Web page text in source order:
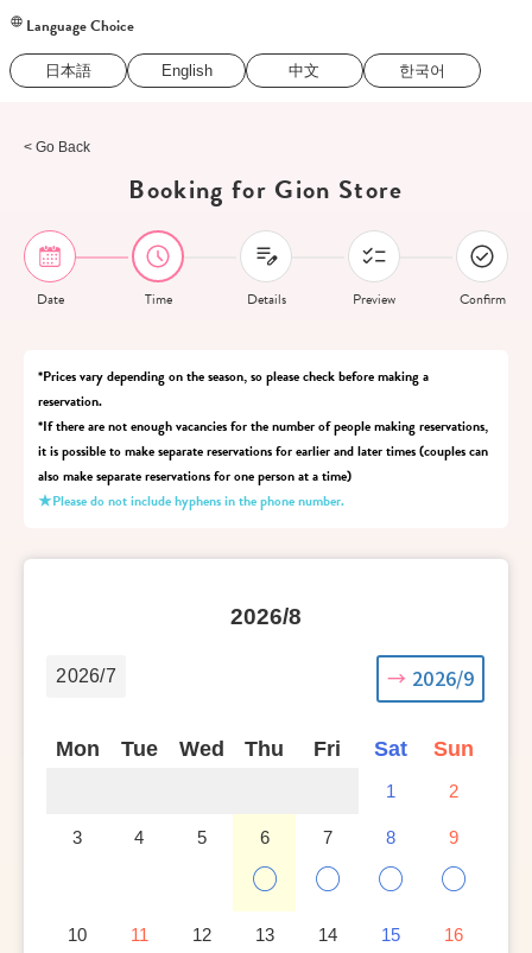
Language Choice
日本語 English 中文 한국어
< Go Back
Booking for Gion Store
Date Time Details Preview Confirm
*Prices vary depending on the season, so please check before making a
reservation.
*If there are not enough vacancies for the number of people making reservations,
it is possible to make separate reservations for earlier and later times (couples can
also make separate reservations for one person at a time)
★Please do not include hyphens in the phone number.
2026/8
2026/7 2026/9
Mon Tue Wed Thu Fri Sat Sun
1 2
3 4 5 6
○
7
○
8
○
9
○
10 11 12 13 14 15 16